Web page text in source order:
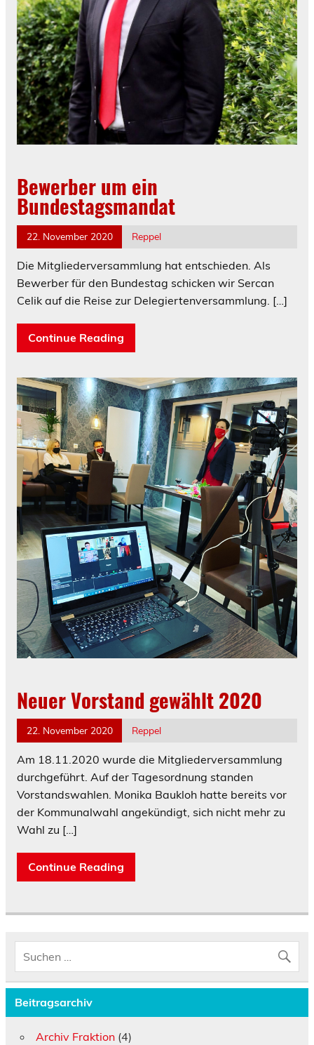
Bewerber um ein
Bundestagsmandat
22. November 2020 Reppel
Die Mitgliederversammlung hat entschieden. Als
Bewerber für den Bundestag schicken wir Sercan
Celik auf die Reise zur Delegiertenversammlung. […]
Continue Reading
Neuer Vorstand gewählt 2020
22. November 2020 Reppel
Am 18.11.2020 wurde die Mitgliederversammlung
durchgeführt. Auf der Tagesordnung standen
Vorstandswahlen. Monika Baukloh hatte bereits vor
der Kommunalwahl angekündigt, sich nicht mehr zu
Wahl zu […]
Continue Reading
Beitragsarchiv
Archiv Fraktion(4)